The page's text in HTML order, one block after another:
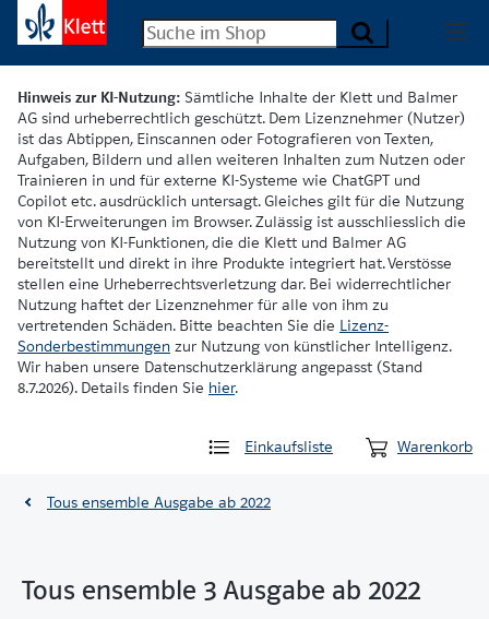
Hinweis zur KI-Nutzung: Sämtliche Inhalte der Klett und Balmer
AG sind urheberrechtlich geschützt. Dem Lizenznehmer (Nutzer)
ist das Abtippen, Einscannen oder Fotografieren von Texten,
Aufgaben, Bildern und allen weiteren Inhalten zum Nutzen oder
Trainieren in und für externe KI-Systeme wie ChatGPT und
Copilot etc. ausdrücklich untersagt. Gleiches gilt für die Nutzung
von KI-Erweiterungen im Browser. Zulässig ist ausschliesslich die
Nutzung von KI-Funktionen, die die Klett und Balmer AG
bereitstellt und direkt in ihre Produkte integriert hat. Verstösse
stellen eine Urheberrechtsverletzung dar. Bei widerrechtlicher
Nutzung haftet der Lizenznehmer für alle von ihm zu
vertretenden Schäden. Bitte beachten Sie die Lizenz-
Sonderbestimmungen zur Nutzung von künstlicher Intelligenz.
Wir haben unsere Datenschutzerklärung angepasst (Stand
8.7.2026). Details finden Sie hier.
Einkaufsliste Warenkorb
Tous ensemble Ausgabe ab 2022
Tous ensemble 3 Ausgabe ab 2022